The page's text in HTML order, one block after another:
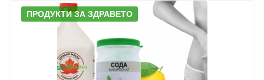
ПРОДУКТИ ЗА ЗДРАВЕТО